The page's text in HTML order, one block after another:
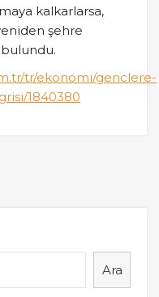
kalkarlarsa,
şehre
bulundu.
tr/ekonomi/genclere-
1840380
Ara